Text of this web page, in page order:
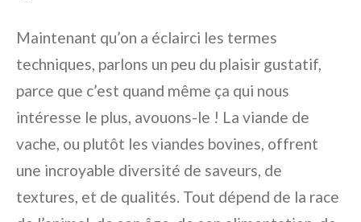
Maintenant qu’on a éclairci les termes
techniques, parlons un peu du plaisir gustatif,
parce que c’est quand même ça qui nous
intéresse le plus, avouons-le ! La viande de
vache, ou plutôt les viandes bovines, offrent
une incroyable diversité de saveurs, de
textures, et de qualités. Tout dépend de la race